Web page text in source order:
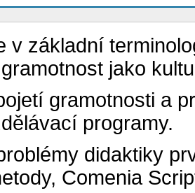
v základní
jako
gramotnosti a
programy.
didaktiky
Comenia